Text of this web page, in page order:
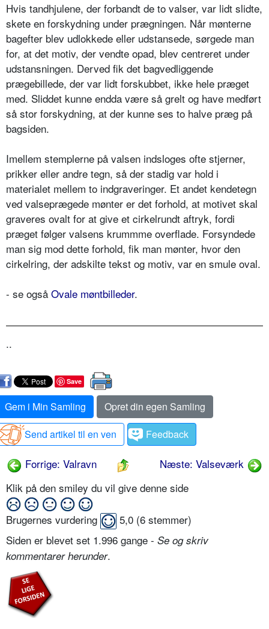
Hvis tandhjulene, der forbandt de to valser, var lidt slidte,
skete en forskydning under prægningen. Når mønterne
bagefter blev udlokkede eller udstansede, sørgede man
for, at det motiv, der vendte opad, blev centreret under
udstansningen. Derved fik det bagvedliggende
prægebillede, der var lidt forskubbet, ikke hele præget
med. Sliddet kunne endda være så grelt og have medført
så stor forskydning, at der kunne ses to halve præg på
bagsiden.
Imellem stemplerne på valsen indsloges ofte stjerner,
prikker eller andre tegn, så der stadig var hold i
materialet mellem to indgraveringer. Et andet kendetegn
ved valseprægede mønter er det forhold, at motivet skal
graveres ovalt for at give et cirkelrundt aftryk, fordi
præget følger valsens krummme overflade. Forsyndede
man sig mod dette forhold, fik man mønter, hvor den
cirkelring, der adskilte tekst og motiv, var en smule oval.
- se også Ovale møntbilleder.
..
Save
Gem i Min Samling
Opret din egen Samling
Send artikel til en ven
Feedback
Forrige: Valravn
Næste: Valseværk
Klik på den smiley du vil give denne side
Brugernes vurdering 5,0 (6 stemmer)
Siden er blevet set 1.996 gange - Se og skriv
kommentarer herunder.